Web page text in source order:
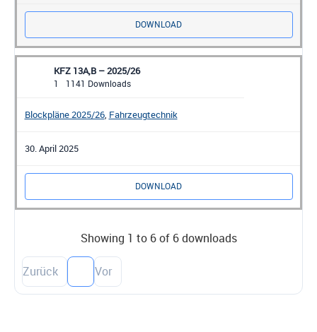
DOWNLOAD
KFZ 13A,B – 2025/26
1 1141 Downloads
Blockpläne 2025/26, Fahrzeugtechnik
30. April 2025
DOWNLOAD
Showing 1 to 6 of 6 downloads
Zurück Vor